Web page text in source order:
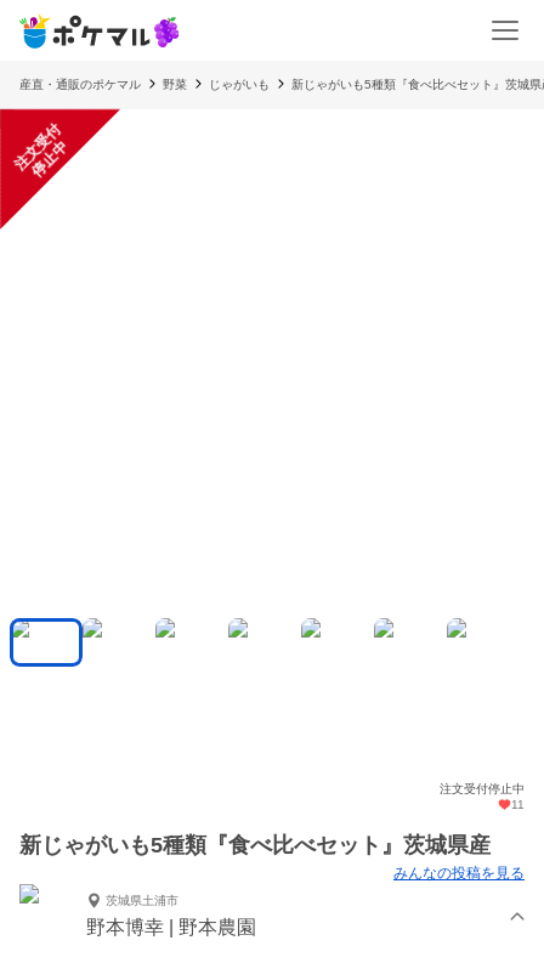
産直・通販のポケマル 野菜 じゃがいも 新じゃがいも5種類『食べ比べセット』茨城県
注
文
受
付
停
止
中
注文受付停止中
11
新じゃがいも5種類『食べ比べセット』茨城県産
みんなの投稿を見る
茨城県土浦市
野本博幸 | 野本農園